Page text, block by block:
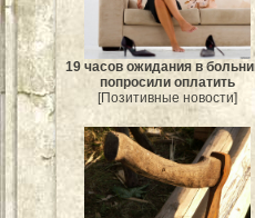
19 часов ожидания в
попросили оплатить
[Позитивные новости]